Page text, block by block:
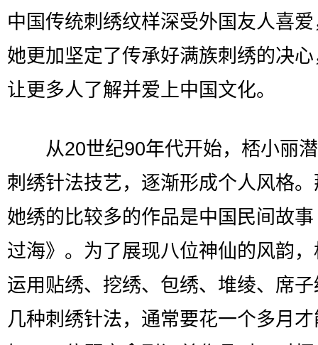
中国传统刺绣纹样深受外国友人喜
她更加坚定了传承好满族刺绣的决
让更多人了解并爱上中国文化。
从20世纪90年代开始，桮小丽
刺绣针法技艺，逐渐形成个人风格
她绣的比较多的作品是中国民间故
过海》。为了展现八位神仙的风韵
运用贴绣、挖绣、包绣、堆绫、席
几种刺绣针法，通常要花一个多月